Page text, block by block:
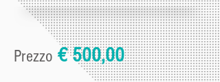
Prezzo € 500,00